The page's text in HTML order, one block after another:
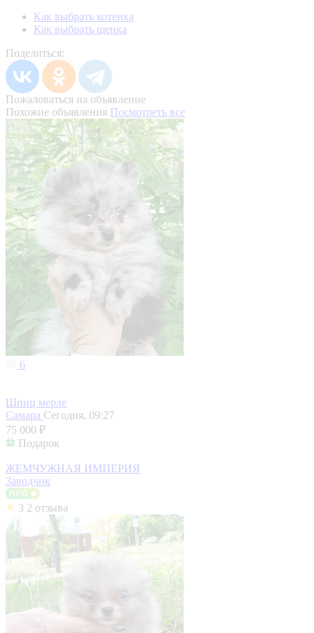
Как выбрать котенка
Как выбрать щенка
Поделиться:
Пожаловаться на объявление
Похожие объявления Посмотреть все
6
Шпиц мерле
Самара Сегодня, 09:27
75 000 ₽
Подарок
ЖЕМЧУЖНАЯ ИМПЕРИЯ
Заводчик
3 2 отзыва